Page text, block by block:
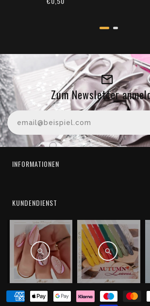
Zum Newsletter
INFORMATIONEN
KUNDENDIENST